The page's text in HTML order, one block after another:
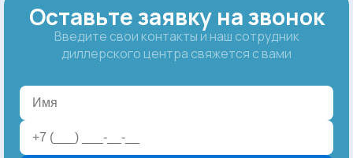
Оставьте заявку на звонок
Введите свои контакты и наш сотрудник
диллерского центра свяжется с вами